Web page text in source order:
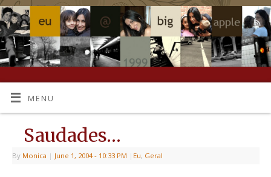
MENU
Saudades…
By Monica | June 1, 2004 - 10:33 PM | Eu, Geral